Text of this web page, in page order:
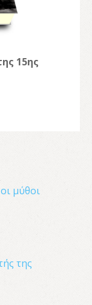
15ης
μύθοι
της